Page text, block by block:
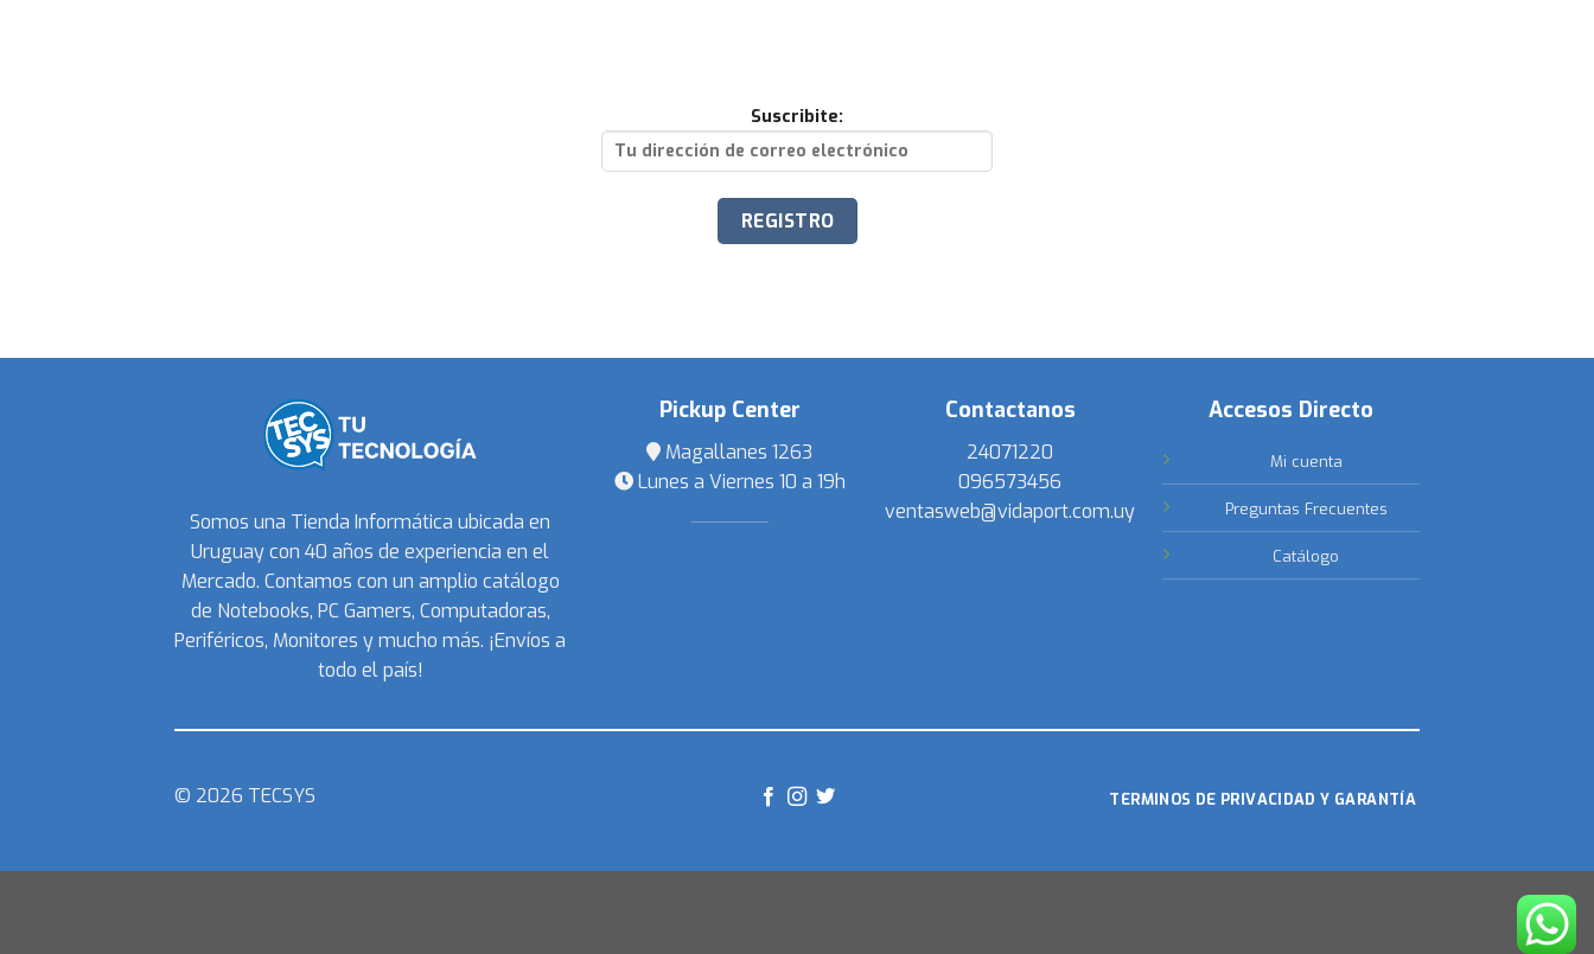
Suscribite:
Somos una Tienda Informática ubicada en
Uruguay con 40 años de experiencia en el
Mercado. Contamos con un amplio catálogo
de Notebooks, PC Gamers, Computadoras,
Periféricos, Monitores y mucho más. ¡Envíos a
todo el país!
Pickup Center
Magallanes 1263
Lunes a Viernes 10 a 19h
Contactanos
24071220
096573456
ventasweb@vidaport.com.uy
Accesos Directo
Mi cuenta
Preguntas Frecuentes
Catálogo
© 2026 TECSYS TERMINOS DE PRIVACIDAD Y GARANTÍA